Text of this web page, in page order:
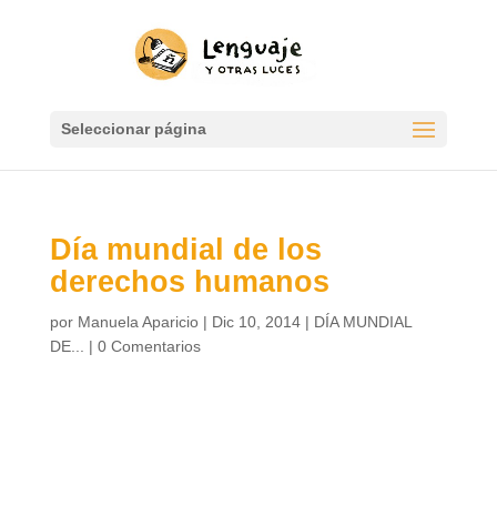
Seleccionar página
Día mundial de los
derechos humanos
por Manuela Aparicio| Dic 10, 2014| DÍA MUNDIAL
DE...
| 0 Comentarios